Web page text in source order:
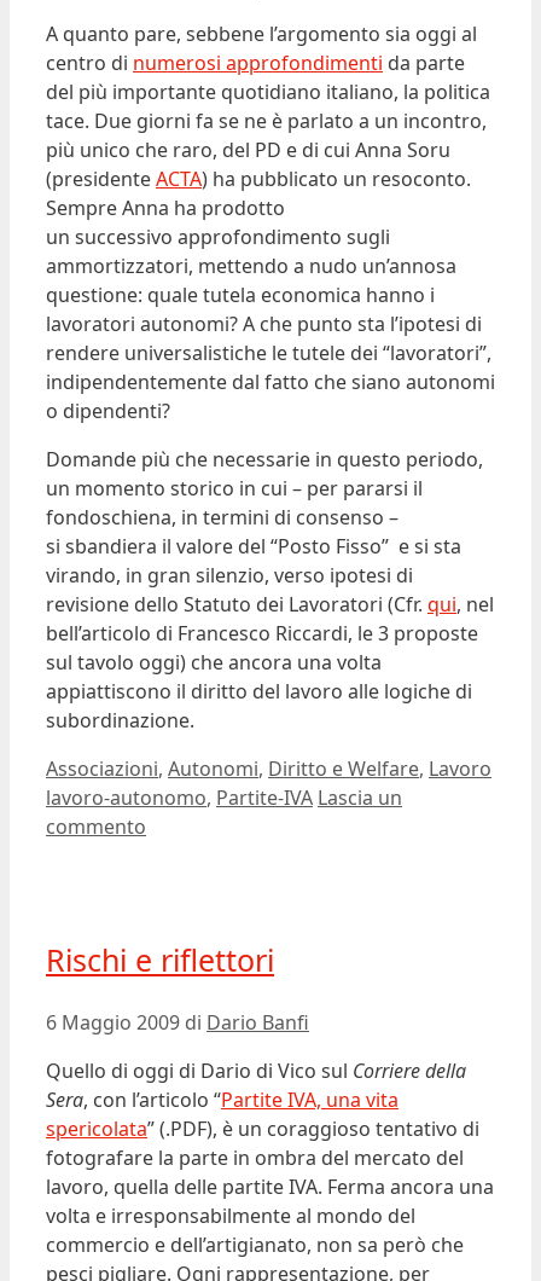
A quanto pare, sebbene l’argomento sia oggi al
centro di numerosi approfondimenti da parte
del più importante quotidiano italiano, la politica
tace. Due giorni fa se ne è parlato a un incontro,
più unico che raro, del PD e di cui Anna Soru
(presidenteACTA) ha pubblicato un resoconto.
Sempre Anna ha prodotto
un successivo approfondimento sugli
ammortizzatori, mettendo a nudo un’annosa
questione: quale tutela economica hanno i
lavoratori autonomi? A che punto sta l’ipotesi di
rendere universalistiche le tutele dei “lavoratori”,
indipendentemente dal fatto che siano autonomi
o dipendenti?
Domande più che necessarie in questo periodo,
un momento storico in cui – per pararsi il
fondoschiena, in termini di consenso –
si sbandiera il valore del “Posto Fisso” e si sta
virando, in gran silenzio, verso ipotesi di
revisione dello Statuto dei Lavoratori (Cfr. qui, nel
bell’articolo di Francesco Riccardi, le 3 proposte
sul tavolo oggi) che ancora una volta
appiattiscono il diritto del lavoro alle logiche di
subordinazione.
Categorie
Associazioni, Autonomi, Diritto e Welfare, Lavoro
Tag
lavoro-autonomo, Partite-IVA Lascia un
commento
Rischi e riflettori
6 Maggio 2009 di Dario Banfi
Quello di oggi di Dario di Vico sul Corriere della
Sera, con l’articolo “Partite IVA, una vita
spericolata” (.PDF), è un coraggioso tentativo di
fotografare la parte in ombra del mercato del
lavoro, quella delle partite IVA. Ferma ancora una
volta e irresponsabilmente al mondo del
commercio e dell’artigianato, non sa però che
pesci pigliare. Ogni rappresentazione, per